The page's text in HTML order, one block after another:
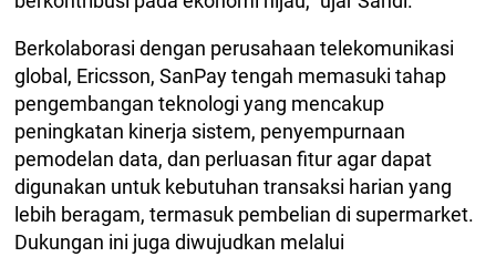
Berkolaborasi dengan perusahaan telekomunikasi
global, Ericsson, SanPay tengah memasuki tahap
pengembangan teknologi yang mencakup
peningkatan kinerja sistem, penyempurnaan
pemodelan data, dan perluasan fitur agar dapat
digunakan untuk kebutuhan transaksi harian yang
lebih beragam, termasuk pembelian di supermarket.
Dukungan ini juga diwujudkan melalui